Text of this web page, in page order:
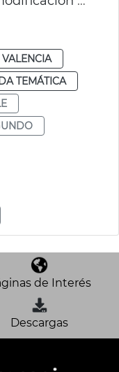
VALENCIA
TEMÁTICA
de Interés
Descargas